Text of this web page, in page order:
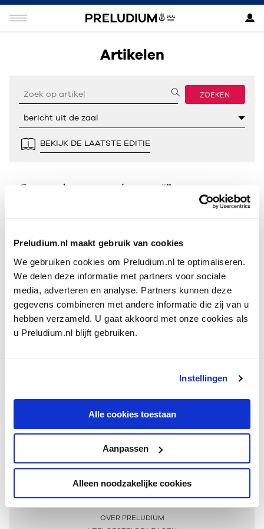
Preludium.nl maakt gebruik van cookies
We gebruiken cookies om Preludium.nl te optimaliseren.
We delen deze informatie met partners voor sociale
media, adverteren en analyse. Partners kunnen deze
gegevens combineren met andere informatie die zij van u
hebben verzameld. U gaat akkoord met onze cookies als
u Preludium.nl blijft gebruiken.
Instellingen
Alle cookies toestaan
Aanpassen
Alleen noodzakelijke cookies
Artikelen
ZOEKEN
BEKIJK DE LAATSTE EDITIE
Geen resultaten gevonden voor “”.
Meer informatie
OVER PRELUDIUM